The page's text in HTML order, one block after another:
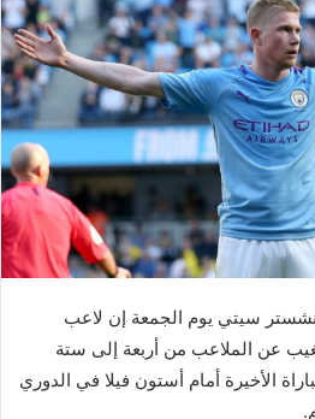
سيتي يوم الجمعة إن لاعب
عن الملاعب من أربعة إلى ستة
الأخيرة أمام أستون فيلا في الدوري